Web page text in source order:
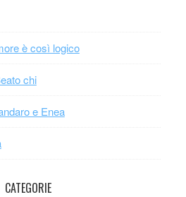
è così logico
chi
e Enea
CATEGORIE